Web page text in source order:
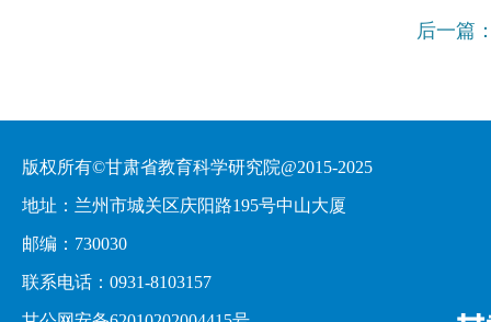
后一篇
版权所有©甘肃省教育科学研究院@2015-2025
地址：兰州市城关区庆阳路195号中山大厦
邮编：730030
联系电话：0931-8103157